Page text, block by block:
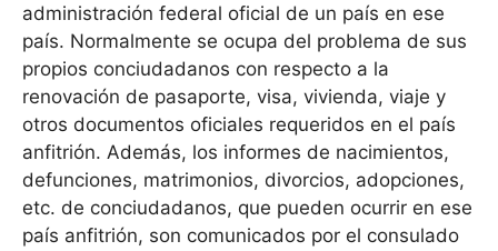
administración federal oficial de un país en ese
país. Normalmente se ocupa del problema de sus
propios conciudadanos con respecto a la
renovación de pasaporte, visa, vivienda, viaje y
otros documentos oficiales requeridos en el país
anfitrión. Además, los informes de nacimientos,
defunciones, matrimonios, divorcios, adopciones,
etc. de conciudadanos, que pueden ocurrir en ese
país anfitrión, son comunicados por el consulado